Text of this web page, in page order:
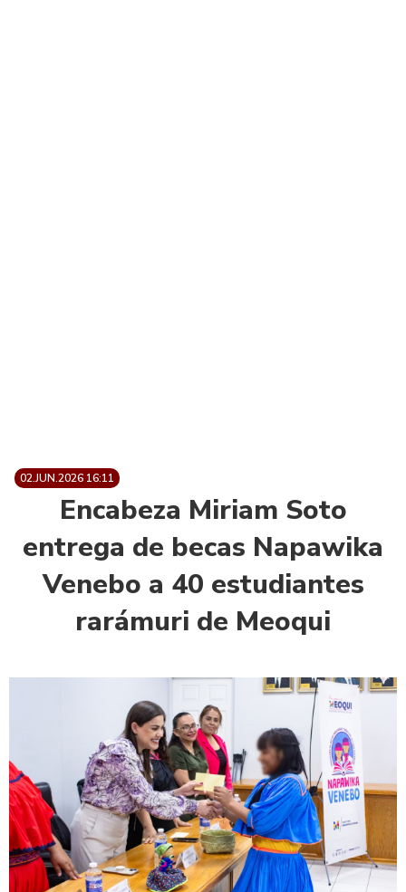
02.JUN.2026 16:11
Encabeza Miriam Soto
entrega de becas Napawika
Venebo a 40 estudiantes
rarámuri de Meoqui